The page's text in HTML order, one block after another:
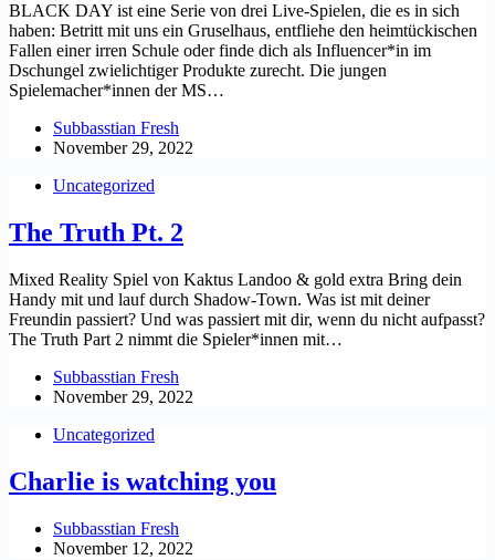
BLACK DAY ist eine Serie von drei Live-Spielen, die es in sich
haben: Betritt mit uns ein Gruselhaus, entfliehe den heimtückischen
Fallen einer irren Schule oder finde dich als Influencer*in im
Dschungel zwielichtiger Produkte zurecht. Die jungen
Spielemacher*innen der MS…
Subbasstian Fresh
November 29, 2022
Uncategorized
The Truth Pt. 2
Mixed Reality Spiel von Kaktus Landoo & gold extra Bring dein
Handy mit und lauf durch Shadow-Town. Was ist mit deiner
Freundin passiert? Und was passiert mit dir, wenn du nicht aufpasst?
The Truth Part 2 nimmt die Spieler*innen mit…
Subbasstian Fresh
November 29, 2022
Uncategorized
Charlie is watching you
Subbasstian Fresh
November 12, 2022